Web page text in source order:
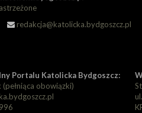
redakcja@katolicka.bydgoszcz.pl
Portalu Katolicka Bydgoszcz:
obowiązki)